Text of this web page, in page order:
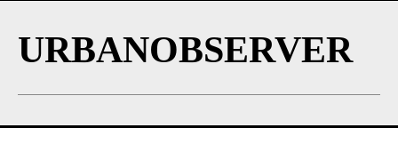
URBANOBSERVER